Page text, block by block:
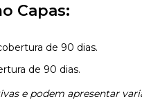
Capas:
de 90 dias.
de 90 dias.
e podem apresentar